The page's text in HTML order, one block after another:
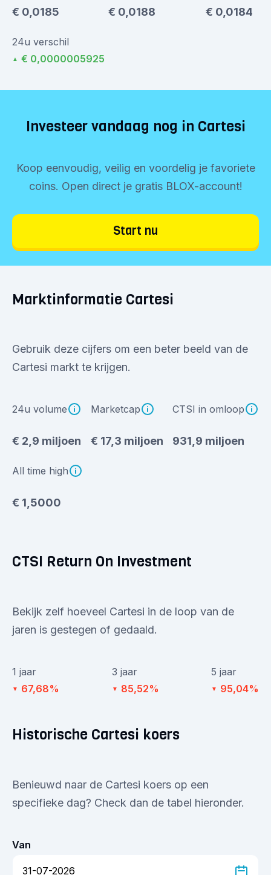
€ 0,0185 € 0,0188 € 0,0184
24u verschil
▲ € 0,0000005925
Investeer vandaag nog in Cartesi
Koop eenvoudig, veilig en voordelig je favoriete
coins. Open direct je gratis BLOX-account!
Start nu
Marktinformatie Cartesi
Gebruik deze cijfers om een beter beeld van de
Cartesi markt te krijgen.
24u volume
€ 2,9 miljoen
Marketcap
€ 17,3 miljoen
CTSI in omloop
931,9 miljoen
All time high
€ 1,5000
CTSI Return On Investment
Bekijk zelf hoeveel Cartesi in de loop van de
jaren is gestegen of gedaald.
1 jaar
▼ 67,68%
3 jaar
▼ 85,52%
5 jaar
▼ 95,04%
Historische Cartesi koers
Benieuwd naar de Cartesi koers op een
specifieke dag? Check dan de tabel hieronder.
Van